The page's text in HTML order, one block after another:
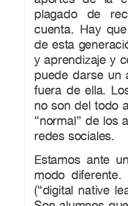
plagado de
cuenta. Hay
de esta
y aprendizaje y
puede darse un
fuera de ella.
no son del todo
“normal” de los
redes sociales.
Estamos ante
modo
(“digital native